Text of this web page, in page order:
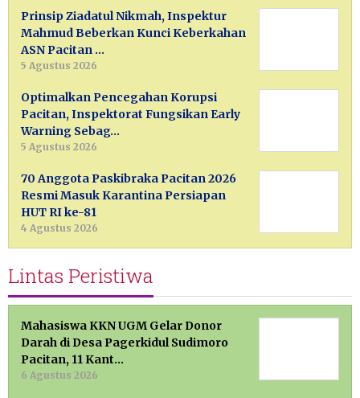
Prinsip Ziadatul Nikmah, Inspektur
Mahmud Beberkan Kunci Keberkahan
ASN Pacitan …
5 Agustus 2026
Optimalkan Pencegahan Korupsi
Pacitan, Inspektorat Fungsikan Early
Warning Sebag…
5 Agustus 2026
70 Anggota Paskibraka Pacitan 2026
Resmi Masuk Karantina Persiapan
HUT RI ke-81
4 Agustus 2026
Lintas Peristiwa
Mahasiswa KKN UGM Gelar Donor
Darah di Desa Pagerkidul Sudimoro
Pacitan, 11 Kant…
6 Agustus 2026